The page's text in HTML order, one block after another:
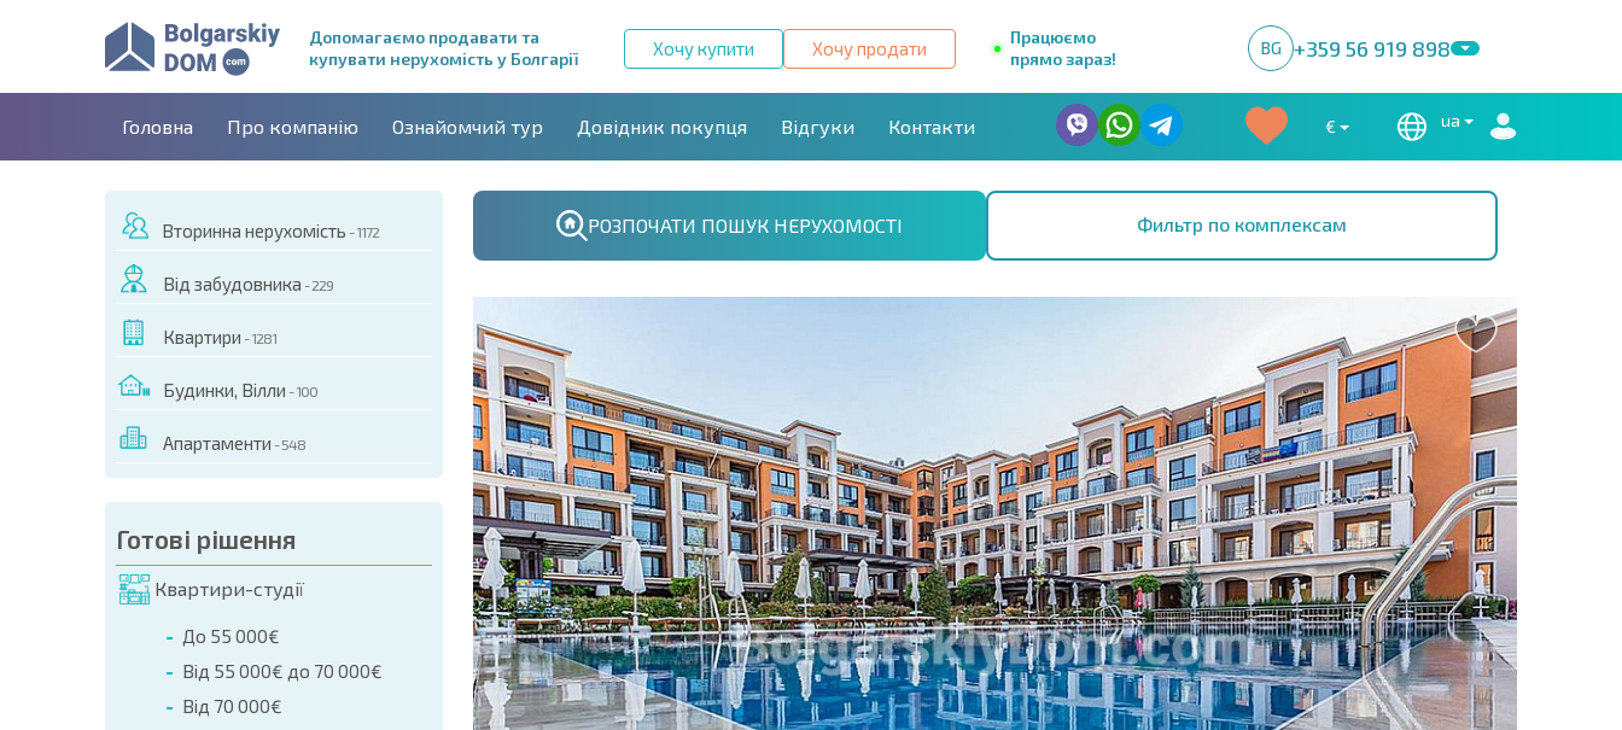
Допомагаємо продавати та
купувати нерухомість у Болгарії
Хочу купити Хочу продати
Працюємо
прямо зараз!
BG +359 56 919 898
Головна Про компанію Ознайомчий тур Довідник покупця Відгуки Контакти € ua
Вторинна нерухомість - 1172
Від забудовника - 229
Квартири - 1281
Будинки, Вілли - 100
Апартаменти - 548
Готові рішення
Квартири-студії
До 55 000€
Від 55 000€ до 70 000€
Від 70 000€
РОЗПОЧАТИ ПОШУК НЕРУХОМОСТІ Фильтр по комплексам
ЦЬОГО ОБ'ЄКТА
(Ім'я, E-mail, Телефон)
+359 8 9797 99 03